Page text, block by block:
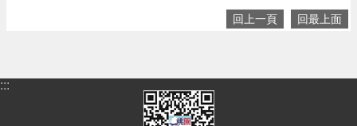
回上一頁 回最上面
:::